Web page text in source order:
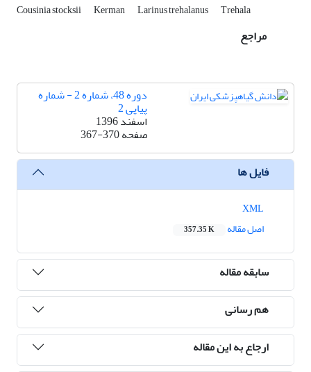
Cousinia stocksii Kerman Larinus trehalanus Trehala
مراجع
دوره 48، شماره 2 - شماره
پیاپی 2
اسفند 1396
صفحه367-370
فایل ها
اصل مقاله
357.35 K
سابقه مقاله
هم رسانی
ارجاع به این مقاله